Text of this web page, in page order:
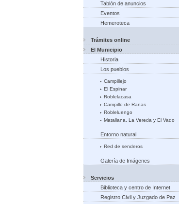
Tablón de anuncios
Eventos
Hemeroteca
Trámites online
El Municipio
Historia
Los pueblos
Campillejo
El Espinar
Roblelacasa
Campillo de Ranas
Robleluengo
Matallana, La Vereda y El Vado
Entorno natural
Red de senderos
Galería de Imágenes
Servicios
Biblioteca y centro de Internet
Registro Civil y Juzgado de Paz